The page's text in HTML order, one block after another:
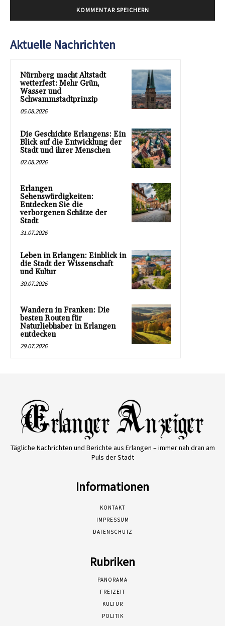
Aktuelle Nachrichten
Nürnberg macht Altstadt
wetterfest: Mehr Grün,
Wasser und
Schwammstadtprinzip
05.08.2026
Die Geschichte Erlangens: Ein
Blick auf die Entwicklung der
Stadt und ihrer Menschen
02.08.2026
Erlangen
Sehenswürdigkeiten:
Entdecken Sie die
verborgenen Schätze der
Stadt
31.07.2026
Leben in Erlangen: Einblick in
die Stadt der Wissenschaft
und Kultur
30.07.2026
Wandern in Franken: Die
besten Routen für
Naturliebhaber in Erlangen
entdecken
29.07.2026
Tägliche Nachrichten und Berichte aus Erlangen – immer nah dran am
Puls der Stadt
Informationen
KONTAKT
IMPRESSUM
DATENSCHUTZ
Rubriken
PANORAMA
FREIZEIT
KULTUR
POLITIK